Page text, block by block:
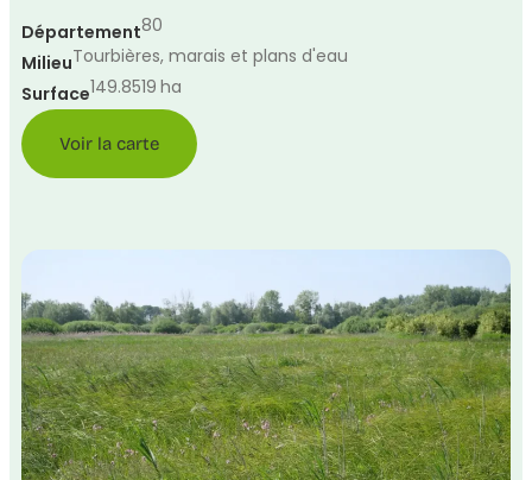
Département80
MilieuTourbières, marais et plans d'eau
Surface149.8519 ha
Voir la carte